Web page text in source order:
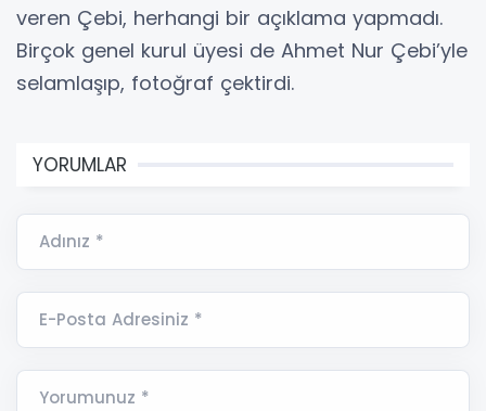
veren Çebi, herhangi bir açıklama yapmadı.
Birçok genel kurul üyesi de Ahmet Nur Çebi’yle
selamlaşıp, fotoğraf çektirdi.
YORUMLAR
Adınız *
E-Posta Adresiniz *
Yorumunuz *